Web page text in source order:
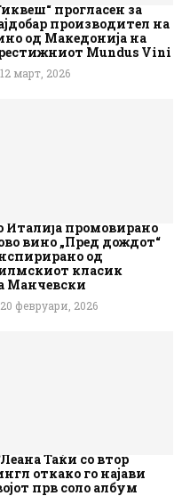
прогласен за
производител на
од Македонија на
Mundus Vini
12 март, 2026
Италија промовирано
вино „Пред дождот“
од
класик
Манчевски
20 февруари, 2026
Таќи со втор
откако го најави
прв соло албум